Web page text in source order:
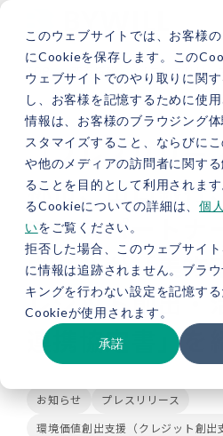
このウェブサイトでは、お客様
にCookieを保存します。この
ウェブサイトでのやり取りに関
し、お客様を記憶するために使
情報は、お客様のブラウジング
スタマイズすること、ならびに
や他のメディアの訪問者に関す
ることを目的として利用されま
るCookieについての詳細は、 個
いをご覧ください。
拒否した場合、このウェブサイ
に情報は追跡されません。ブラ
キングを行わない設定を記憶す
Cookieが使用されます。
承諾
TOP 新着情報 【プレスリリ
【プレスリリー
祢市、山口銀行
ロースパートナ
ウィルが「美祢
レジット創出・
連携協定書」を
お知らせ
プレスリリース
環境価値創出支援（クレジット創出